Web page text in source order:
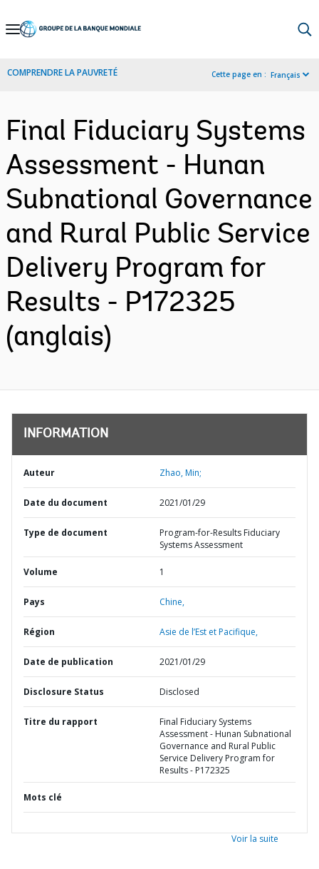
Skip
Navigation
COMPRENDRE LA PAUVRETÉ Cette page en : Français
Final Fiduciary Systems
Assessment - Hunan
Subnational Governance
and Rural Public Service
Delivery Program for
Results - P172325
(anglais)
INFORMATION
Auteur Zhao, Min;
Date du document 2021/01/29
Type de document
Program-for-Results Fiduciary
Systems Assessment
Volume 1
Pays Chine,
Région Asie de l’Est et Pacifique,
Date de publication 2021/01/29
Disclosure Status Disclosed
Titre du rapport
Final Fiduciary Systems
Assessment - Hunan Subnational
Governance and Rural Public
Service Delivery Program for
Results - P172325
Mots clé
Voir la suite